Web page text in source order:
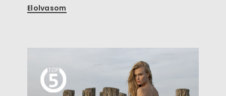
dekoltázsról sem!
Elolvasom